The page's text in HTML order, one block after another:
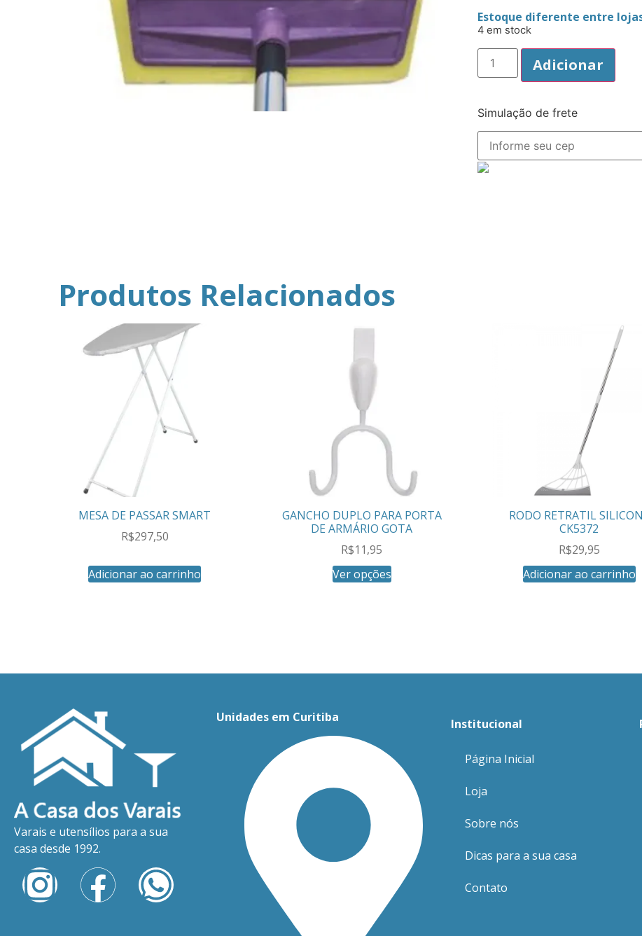
Estoque diferente entre
4 em stock
Adicionar
Simulação de frete
Produtos Relacionados
MESA DE PASSAR SMART
R$297,50
Adicionar ao carrinho
GANCHO DUPLO PARA PORTA
DE ARMÁRIO GOTA
R$11,95
Ver opções
RODO RETRATIL
CK5372
R$29,95
Adicionar ao carrinho
Varais e utensílios para a sua
casa desde 1992.
Unidades em Curitiba Institucional
Página Inicial
Loja
Sobre nós
Dicas para a sua casa
Contato